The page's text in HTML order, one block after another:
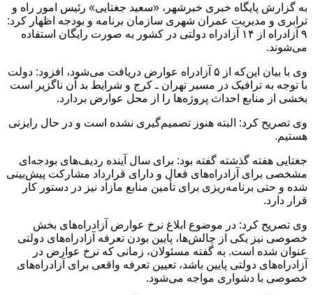
به گزارش پایگاه خبری خبرشهر، «سعید جغتایی» رئیس امور راه و
ترابری و مدیریت عمران شهری سازمان برنامه و بودجه اظهار کرد:
۹ آزادراه از ۱۴ آزادراه دولتی در کشور به صورت رایگان استفاده
می‌شوند.
وی با بیان این‌که از ۵ آزادراه عوارض دریافت می‌شود، افزود: دولت
با توجه به ترافیک در مسیر تهران ـ کرج و شرایط بد آن ناگزیر است
بخشی از منابع احداث پروژه‌ها را از محل عوارض بردارد.
وی تصریح کرد: البته هنوز تصمیم‌گیری نشده است و در حال رایزنی
هستیم.
جغتایی هفته گذشته گفته بود:‌ برای سال آینده ردیف‌های بودجه‌ای
مشخصی برای آزادراه‌های فعال و دارای قرارداد مشارکت پیش‌بینی
شده و حتی برنامه‌ریزی برای تأمین منابع مازاد نیز در دستور کار
قرار دارد.
وی تصریح کرد: در موضوع ابلاغ نرخ عوارض آزادراه‌های بخش
خصوصی نیز یکی از چالش‌ها، پایین بودن تعرفه آزادراه‌های دولتی
عنوان شده است. به گفته مسئولان، زمانی که نرخ عوارض در
آزادراه‌های دولتی پایین باشد، تعیین تعرفه واقعی برای آزادراه‌های
خصوصی با دشواری مواجه می‌شود.